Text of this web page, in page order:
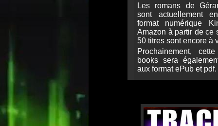
Les romans de
sont actuellement
format numérique
Amazon à partir de ce
50 titres sont encore à
Prochainement,
books sera
aux format ePub et pdf.